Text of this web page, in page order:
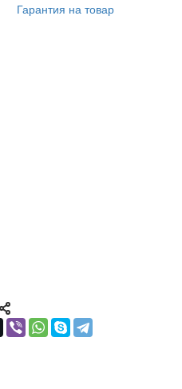
Гарантия на товар